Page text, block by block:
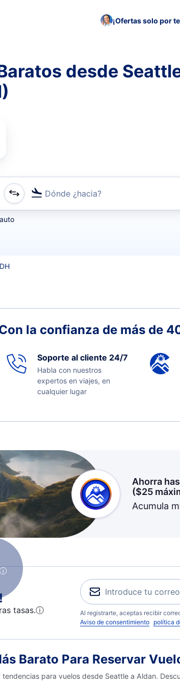
¡Ofertas solo por
desde
Dónde ¿hacia?
o por vuelos directos
la confianza de más de
Soporte al cliente 24/7
Habla con nuestros
expertos en viajes, en
cualquier lugar
Ahorra
($25
Acumula
tasas.ⓘ
Al registrarte, aceptas recibir
Aviso de consentimiento política
Barato Para Reservar
para vuelos desde Seattle a Aldan.